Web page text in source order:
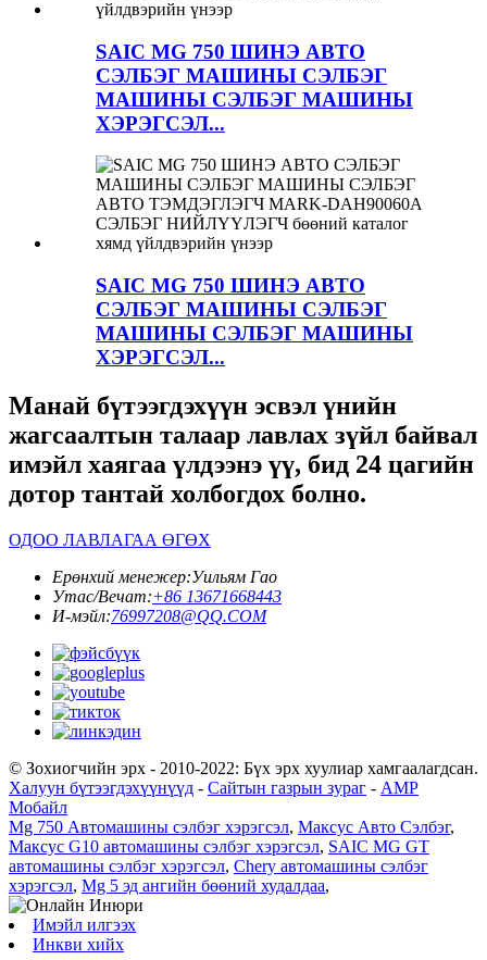
SAIC MG 750 ШИНЭ АВТО
СЭЛБЭГ МАШИНЫ СЭЛБЭГ
МАШИНЫ СЭЛБЭГ МАШИНЫ
ХЭРЭГСЭЛ...
SAIC MG 750 ШИНЭ АВТО
СЭЛБЭГ МАШИНЫ СЭЛБЭГ
МАШИНЫ СЭЛБЭГ МАШИНЫ
ХЭРЭГСЭЛ...
Манай бүтээгдэхүүн эсвэл үнийн
жагсаалтын талаар лавлах зүйл байвал
имэйл хаягаа үлдээнэ үү, бид 24 цагийн
дотор тантай холбогдох болно.
ОДОО ЛАВЛАГАА ӨГӨХ
Ерөнхий менежер:Уильям Гао
Утас/Вечат:+86 13671668443
И-мэйл:76997208@QQ.COM
© Зохиогчийн эрх - 2010-2022: Бүх эрх хуулиар хамгаалагдсан.
Халуун бүтээгдэхүүнүүд - Сайтын газрын зураг - AMP
Мобайл
Mg 750 Автомашины сэлбэг хэрэгсэл, Максус Авто Сэлбэг,
Максус G10 автомашины сэлбэг хэрэгсэл, SAIC MG GT
автомашины сэлбэг хэрэгсэл, Chery автомашины сэлбэг
хэрэгсэл, Mg 5 эд ангийн бөөний худалдаа,
Имэйл илгээх
Инкви хийх